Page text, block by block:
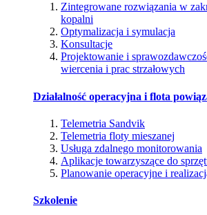
Zintegrowane rozwiązania w
kopalni
Optymalizacja i symulacja
Konsultacje
Projektowanie i
wiercenia i prac strzałowych
Działalność operacyjna i flota
Telemetria Sandvik
Telemetria floty mieszanej
Usługa zdalnego monitorowania
Aplikacje towarzyszące do
Planowanie operacyjne i
Szkolenie